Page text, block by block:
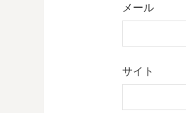
メール
サイト